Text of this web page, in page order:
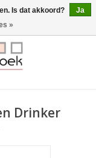
0 Artikelen - €0,00
Drinker
Is dat akkoord?
Ja
»